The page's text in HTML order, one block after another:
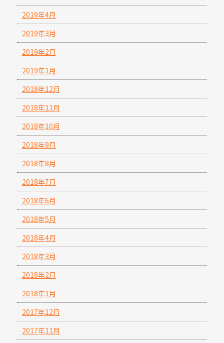
2019年4月
2019年3月
2019年2月
2019年1月
2018年12月
2018年11月
2018年10月
2018年9月
2018年8月
2018年7月
2018年6月
2018年5月
2018年4月
2018年3月
2018年2月
2018年1月
2017年12月
2017年11月